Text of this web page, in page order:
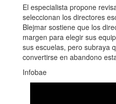
El especialista propone
seleccionan los directores
Blejmar sostiene que los
margen para elegir sus
sus escuelas, pero subraya
convertirse en abandono
Infobae